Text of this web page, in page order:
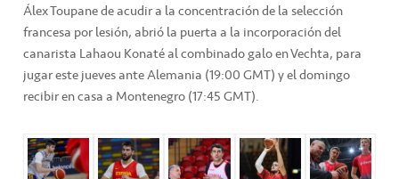
Álex Toupane de acudir a la concentración de la selección
francesa por lesión, abrió la puerta a la incorporación del
canarista Lahaou Konaté al combinado galo en Vechta, para
jugar este jueves ante Alemania (19:00 GMT) y el domingo
recibir en casa a Montenegro (17:45 GMT).